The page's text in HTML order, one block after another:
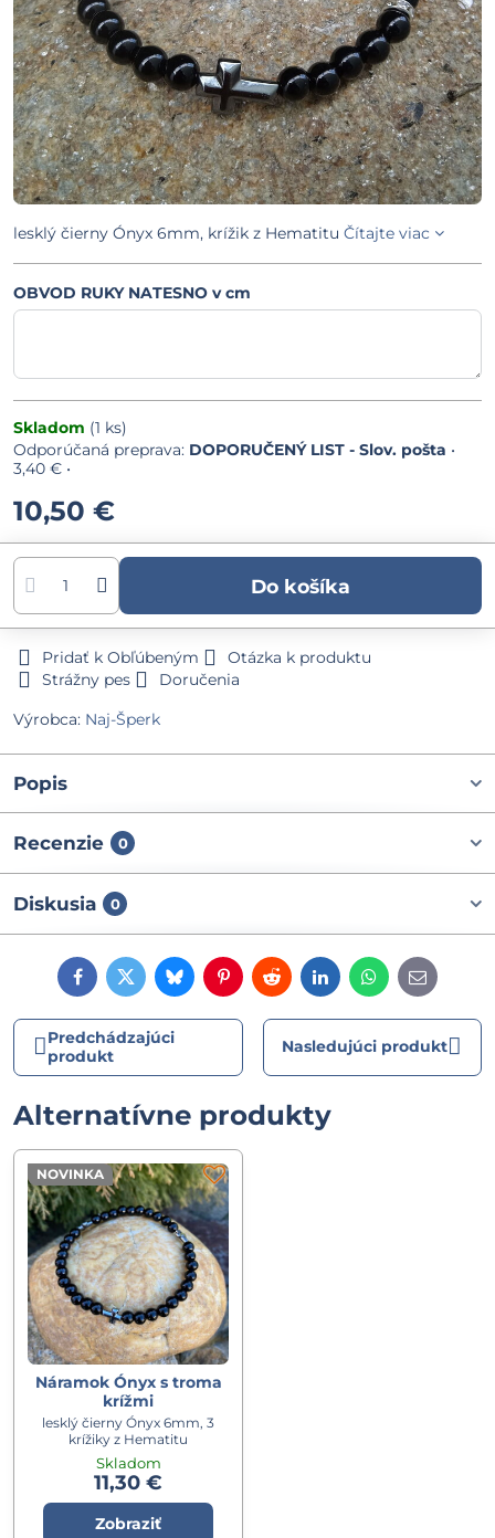
lesklý čierny Ónyx 6mm, krížik z Hematitu Čítajte viac
OBVOD RUKY NATESNO v cm
Skladom (1 ks)
DOPORUČENÝ LIST - Slov. pošta •
3,40 € •
10,50 €
Do košíka
Pridať k Obľúbeným
Otázka k produktu
Strážny pes
Doručenia
Výrobca: Naj-Šperk
Popis
Recenzie 0
Diskusia 0
FacebookTwitterBlueskyPinterestRedditLinkedInWhatsApp
E-
mail
Predchádzajúci
produkt
Nasledujúci produkt
Alternatívne produkty
NOVINKA
Náramok Ónyx s troma
krížmi
lesklý čierny Ónyx 6mm, 3
krížiky z Hematitu
Skladom
11,30 €
Zobraziť